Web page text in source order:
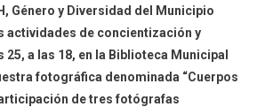
Género y Diversidad del Municipio
actividades de concientización y
a las 18, en la Biblioteca Municipal
fotográfica denominada “Cuerpos
de tres fotógrafas